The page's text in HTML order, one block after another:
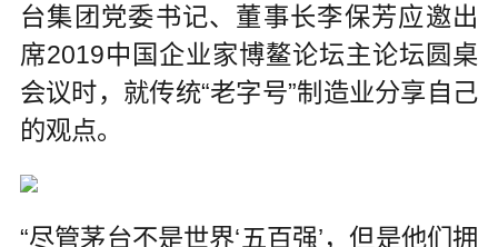
台集团党委书记、董事长李保芳应邀出
席2019中国企业家博鳌论坛主论坛圆桌
会议时，就传统“老字号”制造业分享自己
的观点。
“尽管茅台不是世界‘五百强’，但是他们拥